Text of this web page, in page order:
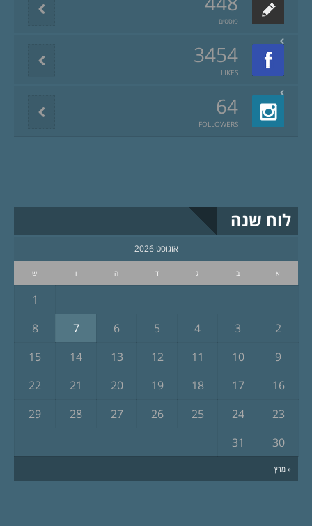
פוסטים
3454
LIKES
64
FOLLOWERS
לוח שנה
אוגוסט 2026
א ב ג ד ה ו ש
« מרץ
1
2
3
4
5
6
7
8
9
10
11
12
13
14
15
16
17
18
19
20
21
22
23
24
25
26
27
28
29
30
31